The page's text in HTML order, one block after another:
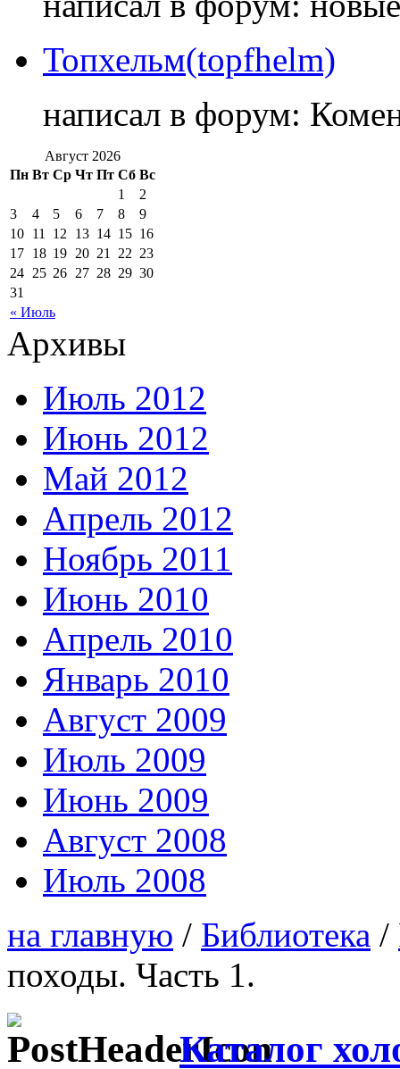
Топхельм(topfhelm)
написал в форум:
Август 2026
Пн Вт Ср Чт Пт Сб Вс
« Июль
1
2
3
4 5 6 7 8
9
10 11 12 13 14 15 16
17 18 19 20 21 22 23
24 25 26 27 28 29 30
31
Архивы
Июль 2012
Июнь 2012
Май 2012
Апрель 2012
Ноябрь 2011
Июнь 2010
Апрель 2010
Январь 2010
Август 2009
Июль 2009
Июнь 2009
Август 2008
Июль 2008
на главную / Библиотека /
походы. Часть 1.
Каталог